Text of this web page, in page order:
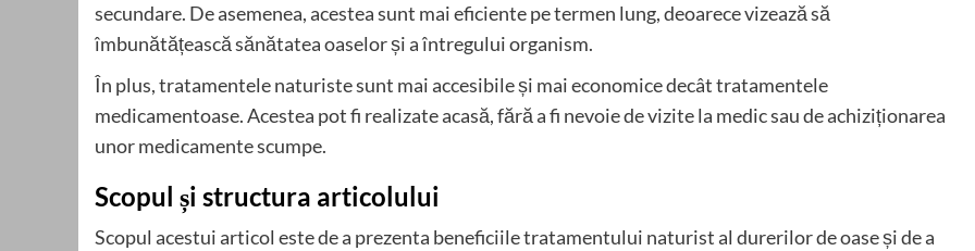
secundare. De asemenea, acestea sunt mai eficiente pe termen lung, deoarece vizează să
îmbunătățească sănătatea oaselor și a întregului organism.
În plus, tratamentele naturiste sunt mai accesibile și mai economice decât tratamentele
medicamentoase. Acestea pot fi realizate acasă, fără a fi nevoie de vizite la medic sau de achiziționarea
unor medicamente scumpe.
Scopul și structura articolului
Scopul acestui articol este de a prezenta beneficiile tratamentului naturist al durerilor de oase și de a